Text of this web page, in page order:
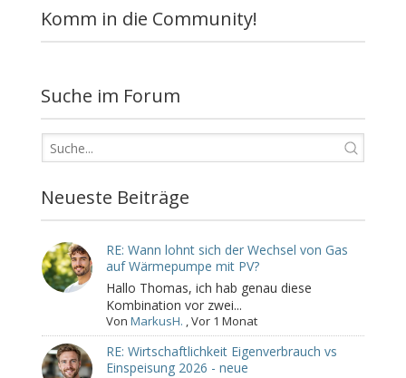
Komm in die Community!
Suche im Forum
Neueste Beiträge
RE: Wann lohnt sich der Wechsel von Gas
auf Wärmepumpe mit PV?
Hallo Thomas, ich hab genau diese
Kombination vor zwei...
VonMarkusH. ,Vor 1 Monat
RE: Wirtschaftlichkeit Eigenverbrauch vs
Einspeisung 2026 - neue